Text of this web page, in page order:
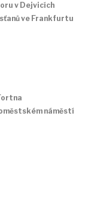
v Dejvicích
ve Frankfurtu
náměstí